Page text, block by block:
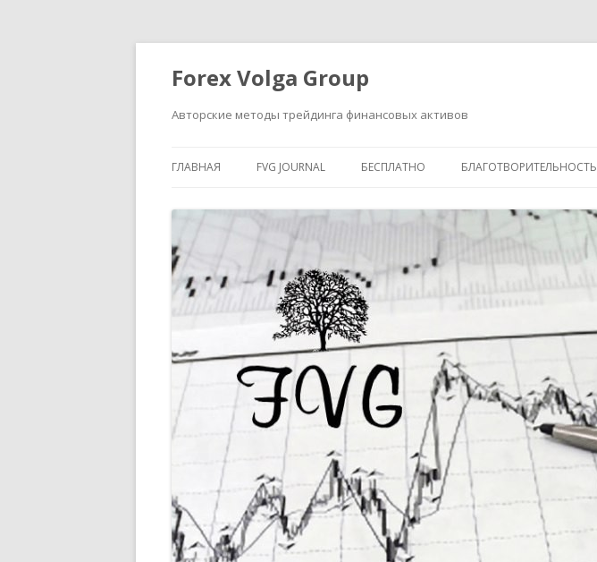
Forex Volga Group
Авторские методы трейдинга финансовых активов
ГЛАВНАЯ FVG JOURNAL БЕСПЛАТНО БЛАГОТВОРИТЕЛЬНОСТЬ